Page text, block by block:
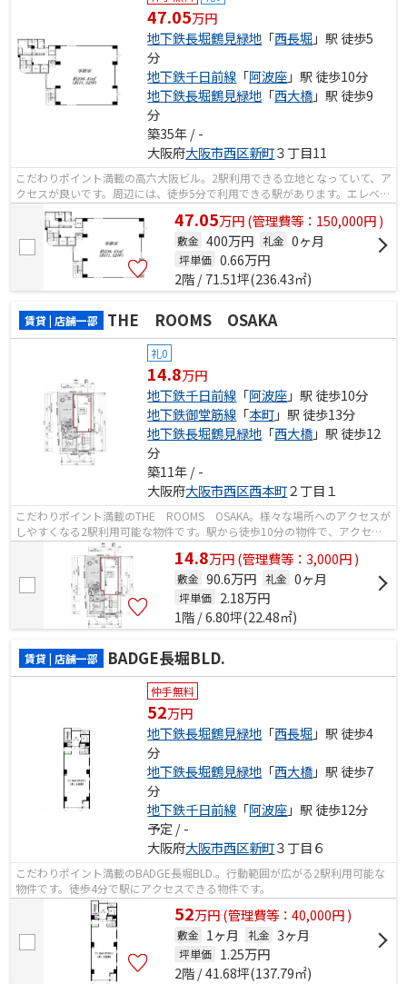
47.05万円
地下鉄長堀鶴見緑地 「西長堀」駅 徒歩5
分
地下鉄千日前線 「阿波座」駅 徒歩10分
地下鉄長堀鶴見緑地 「西大橋」駅 徒歩9
分
築35年 / -
大阪府大阪市西区新町３丁目11
こだわりポイント満載の高六大阪ビル。2駅利用できる立地となっていて、ア
クセスが良いです。周辺には、徒歩5分で利用できる駅があります。エレベー
ターが2基付いています。
47.05万円(管理費等：150,000円 )
敷金 400万円 礼金 0ヶ月
坪単価 0.66万円
2階 / 71.51坪(236.43㎡)
賃貸 | 店舗一部 THE ROOMS OSAKA
礼0
14.8万円
地下鉄千日前線 「阿波座」駅 徒歩10分
地下鉄御堂筋線 「本町」駅 徒歩13分
地下鉄長堀鶴見緑地 「西大橋」駅 徒歩12
分
築11年 / -
大阪府大阪市西区西本町２丁目１
こだわりポイント満載のTHE ROOMS OSAKA。様々な場所へのアクセスが
しやすくなる2駅利用可能な物件です。駅から徒歩10分の物件で、アクセス
良好です。築7年のイチオシ物件はこちらで...
14.8万円(管理費等：3,000円 )
敷金 90.6万円 礼金 0ヶ月
坪単価 2.18万円
1階 / 6.80坪(22.48㎡)
賃貸 | 店舗一部 BADGE長堀BLD.
仲手無料
52万円
地下鉄長堀鶴見緑地 「西長堀」駅 徒歩4
分
地下鉄長堀鶴見緑地 「西大橋」駅 徒歩7
分
地下鉄千日前線 「阿波座」駅 徒歩12分
予定 / -
大阪府大阪市西区新町３丁目６
こだわりポイント満載のBADGE長堀BLD.。行動範囲が広がる2駅利用可能な
物件です。徒歩4分で駅にアクセスできる物件です。
52万円(管理費等：40,000円 )
敷金 1ヶ月 礼金 3ヶ月
坪単価 1.25万円
2階 / 41.68坪(137.79㎡)